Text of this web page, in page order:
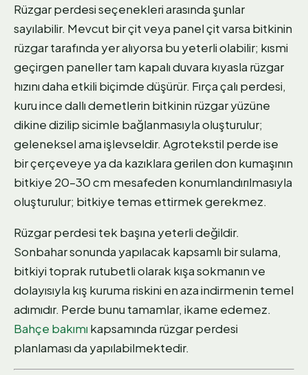
Rüzgar perdesi seçenekleri arasında şunlar
sayılabilir. Mevcut bir çit veya panel çit varsa bitkinin
rüzgar tarafında yer alıyorsa bu yeterli olabilir; kısmi
geçirgen paneller tam kapalı duvara kıyasla rüzgar
hızını daha etkili biçimde düşürür. Fırça çalı perdesi,
kuru ince dallı demetlerin bitkinin rüzgar yüzüne
dikine dizilip sicimle bağlanmasıyla oluşturulur;
geleneksel ama işlevseldir. Agrotekstil perde ise
bir çerçeveye ya da kazıklara gerilen don kumaşının
bitkiye 20–30 cm mesafeden konumlandırılmasıyla
oluşturulur; bitkiye temas ettirmek gerekmez.
Rüzgar perdesi tek başına yeterli değildir.
Sonbahar sonunda yapılacak kapsamlı bir sulama,
bitkiyi toprak rutubetli olarak kışa sokmanın ve
dolayısıyla kış kuruma riskini en aza indirmenin temel
adımıdır. Perde bunu tamamlar, ikame edemez.
Bahçe bakımı kapsamında rüzgar perdesi
planlaması da yapılabilmektedir.